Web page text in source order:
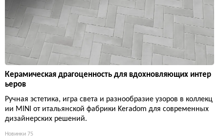
Керамическая драгоценность для вдохновляющих интер
ьеров
Ручная эстетика, игра света и разнообразие узоров в коллекц
ии MINI от итальянской фабрики Keradom для современных
дизайнерских решений.
Новинки 75